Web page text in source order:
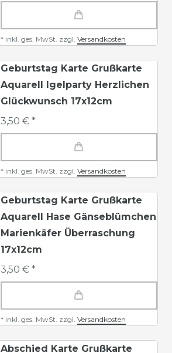
* inkl. ges. MwSt. zzgl. Versandkosten
Geburtstag Karte Grußkarte
Aquarell Igelparty Herzlichen
Glückwunsch 17x12cm
3,50 € *
* inkl. ges. MwSt. zzgl. Versandkosten
Geburtstag Karte Grußkarte
Aquarell Hase Gänseblümchen
Marienkäfer Überraschung
17x12cm
3,50 € *
* inkl. ges. MwSt. zzgl. Versandkosten
Abschied Karte Grußkarte